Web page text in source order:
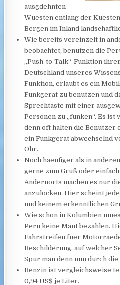
ausgdehnten
Wuesten entlang der
Bergen im Inland
Wie bereits vereinzelt in
beobachtet, benutzen die
„Push-to-Talk“-Funktion ihrer
Deutschland unseres
Funktion, erlaubt es ein
Funkgerat zu benutzen und
Sprechtaste mit einer
Personen zu „funken“. Es ist
denn oft halten die Benutzer
ein Funkgerat abwechselnd
Ohr.
Noch haeufiger als in
gerne zum Gruß oder
Andernorts machen es nur
anzulocken. Hier scheint
und keinem erkenntlichen
Wie schon in Kolumbien
Peru keine Maut bezahlen.
Fahrstreifen fuer
Beschilderung, auf welcher
Spur man denn nun durch
Benzin ist vergleichsweise
0,94 US$ je Liter.